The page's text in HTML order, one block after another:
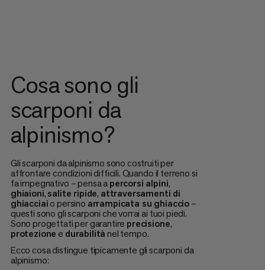
Cosa sono gli
scarponi da
alpinismo?
Gli scarponi da alpinismo sono costruiti per
affrontare condizioni difficili. Quando il terreno si
fa impegnativo – pensa apercorsi alpini,
ghiaioni,salite ripide, attraversamenti di
ghiacciaio persino arrampicata su ghiaccio–
questi sono gli scarponi che vorrai ai tuoi piedi.
Sono progettati per garantire precisione,
protezione e durabilitànel tempo.
Ecco cosa distingue tipicamente gli scarponi da
alpinismo: